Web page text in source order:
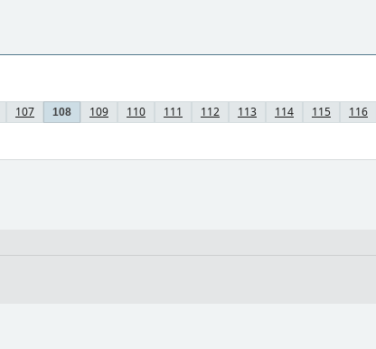
107 108 109 110 111 112 113 114 115 116